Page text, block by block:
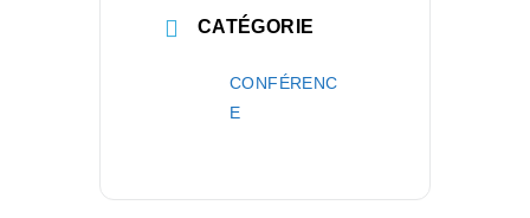
CATÉGORIE
CONFÉRENC
E